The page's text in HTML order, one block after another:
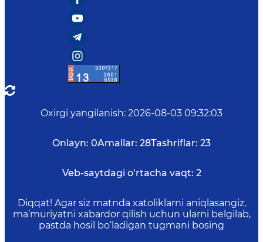
Oxirgi yangilanish: 2026-08-03 09:32:03
Onlayn: 0Amallar: 28Tashriflar: 23
Veb-saytdagi o‘rtacha vaqt: 2
Diqqat! Agar siz matnda xatoliklarni aniqlasangiz,
ma’muriyatni xabardor qilish uchun ularni belgilab,
pastda hosil bo‘ladigan tugmani bosing